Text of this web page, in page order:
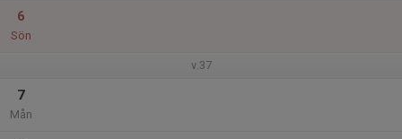
6
Sön
v.37
7
Mån